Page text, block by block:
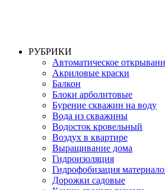
РУБРИКИ
Автоматическое
Акриловые краски
Балкон
Блоки арболитовые
Бурение скважин на воду
Вода из скважины
Водосток кровельный
Воздух в квартире
Выращивание дома
Гидроизоляция
Гидрофобизация
Дорожки садовые